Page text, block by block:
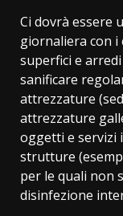
Ci dovrà essere
giornaliera con i
superfici e
sanificare
attrezzature
attrezzature
oggetti e servizi
strutture
per le quali non
disinfezione